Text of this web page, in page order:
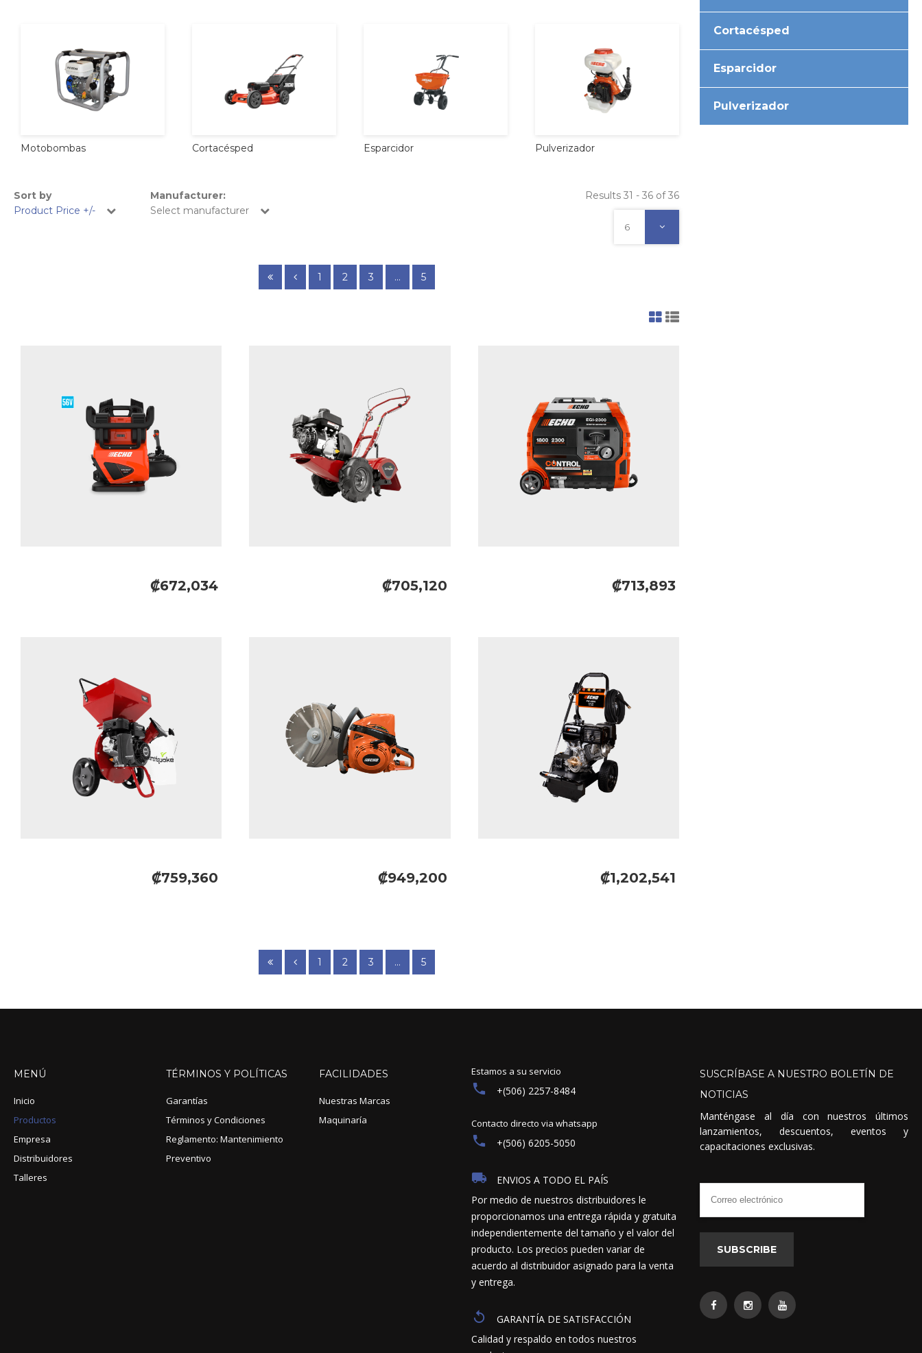
Motobombas Cortacésped Esparcidor Pulverizador
Sort by
Product Price +/-
Manufacturer:
Select manufacturer
Results 31 - 36 of 36
6
1 2 3 ... 5
₡672,034 ₡705,120 ₡713,893
₡759,360 ₡949,200 ₡1,202,541
1 2 3 ... 5
Cortacésped
Esparcidor
Pulverizador
MENÚ
Inicio
Productos
Empresa
Distribuidores
Talleres
TÉRMINOS Y POLÍTICAS
Garantías
Términos y Condiciones
Reglamento: Mantenimiento
Preventivo
FACILIDADES
Nuestras Marcas
Maquinaría
Estamos a su servicio
+(506) 2257-8484
Contacto directo via whatsapp
+(506) 6205-5050
ENVIOS A TODO EL PAÍS
Por medio de nuestros distribuidores le
proporcionamos una entrega rápida y gratuita
independientemente del tamaño y el valor del
producto. Los precios pueden variar de
acuerdo al distribuidor asignado para la venta
y entrega.
GARANTÍA DE SATISFACCIÓN
Calidad y respaldo en todos nuestros
SUSCRÍBASE A NUESTRO BOLETÍN DE
NOTICIAS
Manténgase al día con nuestros últimos
lanzamientos, descuentos, eventos y
capacitaciones exclusivas.
SUBSCRIBE